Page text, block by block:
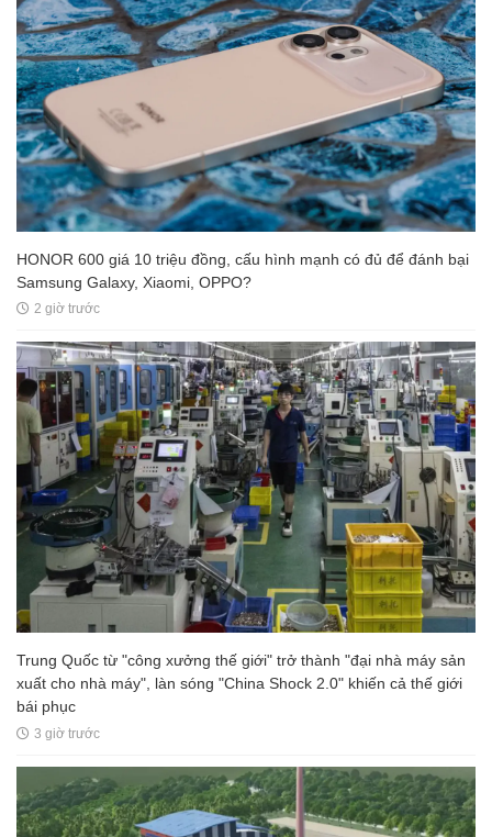
HONOR 600 giá 10 triệu đồng, cấu hình mạnh có đủ để đánh bại
Samsung Galaxy, Xiaomi, OPPO?
2 giờ trước
Trung Quốc từ "công xưởng thế giới" trở thành "đại nhà máy sản
xuất cho nhà máy", làn sóng "China Shock 2.0" khiến cả thế giới
bái phục
3 giờ trước